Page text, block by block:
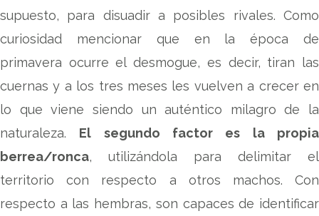
supuesto, para disuadir a posibles rivales. Como
curiosidad mencionar que en la época de
primavera ocurre el desmogue, es decir, tiran las
cuernas y a los tres meses les vuelven a crecer en
lo que viene siendo un auténtico milagro de la
naturaleza. El segundo factor es la propia
berrea/ronca, utilizándola para delimitar el
territorio con respecto a otros machos. Con
respecto a las hembras, son capaces de identificar